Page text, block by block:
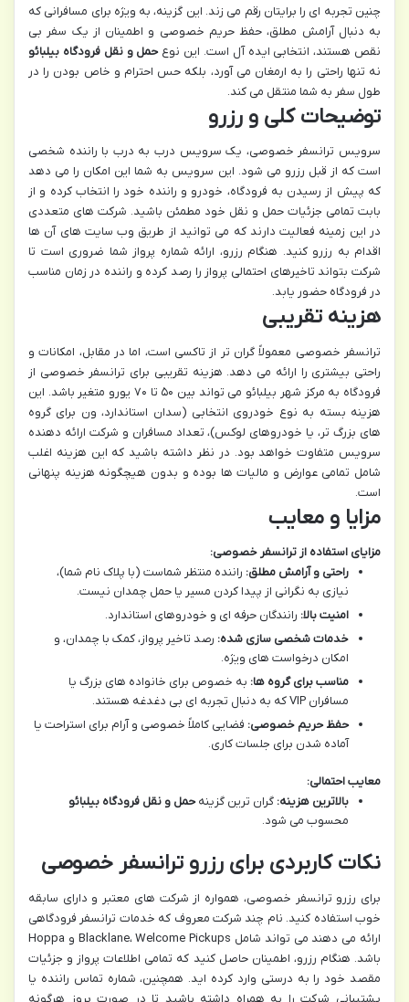
چنین تجربه ای را برایتان رقم می زند. این گزینه، به ویژه برای مسافرانی که
به دنبال آرامش مطلق، حفظ حریم خصوصی و اطمینان از یک سفر بی
نقص هستند، انتخابی ایده آل است. این نوعحمل و نقل فرودگاه بیلبائو
نه تنها راحتی را به ارمغان می آورد، بلکه حس احترام و خاص بودن را در
طول سفر به شما منتقل می کند.
توضیحات کلی و رزرو
سرویس ترانسفر خصوصی، یک سرویس درب به درب با راننده شخصی
است که از قبل رزرو می شود. این سرویس به شما این امکان را می دهد
که پیش از رسیدن به فرودگاه، خودرو و راننده خود را انتخاب کرده و از
بابت تمامی جزئیات حمل و نقل خود مطمئن باشید. شرکت های متعددی
در این زمینه فعالیت دارند که می توانید از طریق وب سایت های آن ها
اقدام به رزرو کنید. هنگام رزرو، ارائه شماره پرواز شما ضروری است تا
شرکت بتواند تاخیرهای احتمالی پرواز را رصد کرده و راننده در زمان مناسب
در فرودگاه حضور یابد.
هزینه تقریبی
ترانسفر خصوصی معمولاً گران تر از تاکسی است، اما در مقابل، امکانات و
راحتی بیشتری را ارائه می دهد. هزینه تقریبی برای ترانسفر خصوصی از
فرودگاه به مرکز شهر بیلبائو می تواند بین ۵۰ تا ۷۰ یورو متغیر باشد. این
هزینه بسته به نوع خودروی انتخابی (سدان استاندارد، ون برای گروه
های بزرگ تر، یا خودروهای لوکس)، تعداد مسافران و شرکت ارائه دهنده
سرویس متفاوت خواهد بود. در نظر داشته باشید که این هزینه اغلب
شامل تمامی عوارض و مالیات ها بوده و بدون هیچگونه هزینه پنهانی
است.
مزایا و معایب
مزایای استفاده از ترانسفر خصوصی:
راحتی و آرامش مطلق: راننده منتظر شماست (با پلاک نام شما)،
نیازی به نگرانی از پیدا کردن مسیر یا حمل چمدان نیست.
امنیت بالا: رانندگان حرفه ای و خودروهای استاندارد.
خدمات شخصی سازی شده: رصد تاخیر پرواز، کمک با چمدان، و
امکان درخواست های ویژه.
مناسب برای گروه ها: به خصوص برای خانواده های بزرگ یا
مسافران VIP که به دنبال تجربه ای بی دغدغه هستند.
حفظ حریم خصوصی: فضایی کاملاً خصوصی و آرام برای استراحت یا
آماده شدن برای جلسات کاری.
معایب احتمالی:
بالاترین هزینه: گران ترین گزینهحمل و نقل فرودگاه بیلبائو
محسوب می شود.
نکات کاربردی برای رزرو ترانسفر خصوصی
برای رزرو ترانسفر خصوصی، همواره از شرکت های معتبر و دارای سابقه
خوب استفاده کنید. نام چند شرکت معروف که خدمات ترانسفر فرودگاهی
ارائه می دهند می تواند شامل Blacklane، Welcome Pickups و Hoppa
باشد. هنگام رزرو، اطمینان حاصل کنید که تمامی اطلاعات پرواز و جزئیات
مقصد خود را به درستی وارد کرده اید. همچنین، شماره تماس راننده یا
پشتیبانی شرکت را به همراه داشته باشید تا در صورت بروز هرگونه